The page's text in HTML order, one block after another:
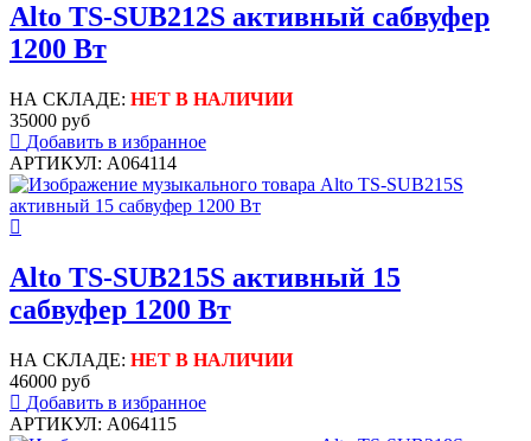
Alto TS-SUB212S активный сабвуфер
1200 Вт
НА СКЛАДЕ: НЕТ В НАЛИЧИИ
35000 руб
Добавить в избранное
АРТИКУЛ: A064114
Alto TS-SUB215S активный 15
сабвуфер 1200 Вт
НА СКЛАДЕ: НЕТ В НАЛИЧИИ
46000 руб
Добавить в избранное
АРТИКУЛ: A064115